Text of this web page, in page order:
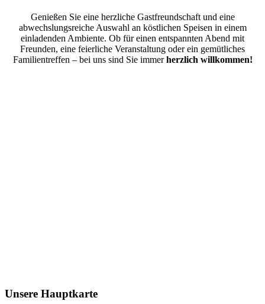
Genießen Sie eine herzliche Gastfreundschaft und eine
abwechslungsreiche Auswahl an köstlichen Speisen in einem
einladenden Ambiente. Ob für einen entspannten Abend mit
Freunden, eine feierliche Veranstaltung oder ein gemütliches
Familientreffen – bei uns sind Sie immerherzlich willkommen!
Unsere Hauptkarte